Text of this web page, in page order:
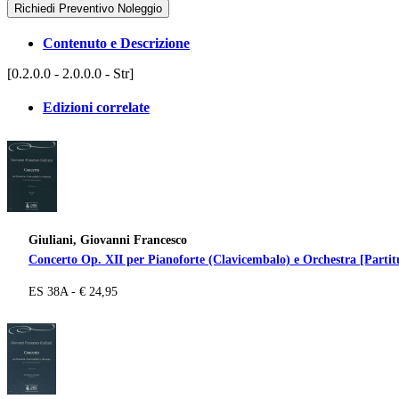
Richiedi Preventivo Noleggio
Contenuto e Descrizione
[0.2.0.0 - 2.0.0.0 - Str]
Edizioni correlate
Giuliani, Giovanni Francesco
Concerto Op. XII per Pianoforte (Clavicembalo) e Orchestra
ES 38A - € 24,95